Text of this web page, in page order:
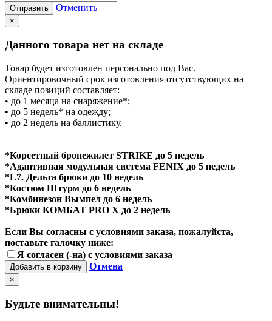
Отправить Отменить
×
Данного товара нет на складе
Товар будет изготовлен персонально под Вас.
Ориентировочный срок изготовления отсутствующих на
складе позиций составляет:
• до 1 месяца на снаряжение*;
• до 5 недель* на одежду;
• до 2 недель на баллистику.
*Корсетный бронежилет STRIKE до 5 недель
*Адаптивная модульная система FENIX до 5 недель
*L7. Дельта брюки до 10 недель
*Костюм Штурм до 6 недель
*Комбинезон Вымпел до 6 недель
*Брюки КОМБАТ PRO X до 2 недель
Если Вы согласны с условиями заказа, пожалуйста,
поставьте галочку ниже:
Я согласен (-на) с условиями заказа
Добавить в корзину Отмена
×
Будьте внимательны!